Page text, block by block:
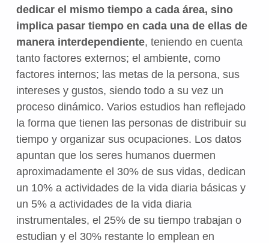
dedicar el mismo tiempo a cada área, sino
implica pasar tiempo en cada una de ellas de
manera interdependiente, teniendo en cuenta
tanto factores externos; el ambiente, como
factores internos; las metas de la persona, sus
intereses y gustos, siendo todo a su vez un
proceso dinámico. Varios estudios han reflejado
la forma que tienen las personas de distribuir su
tiempo y organizar sus ocupaciones. Los datos
apuntan que los seres humanos duermen
aproximadamente el 30% de sus vidas, dedican
un 10% a actividades de la vida diaria básicas y
un 5% a actividades de la vida diaria
instrumentales, el 25% de su tiempo trabajan o
estudian y el 30% restante lo emplean en